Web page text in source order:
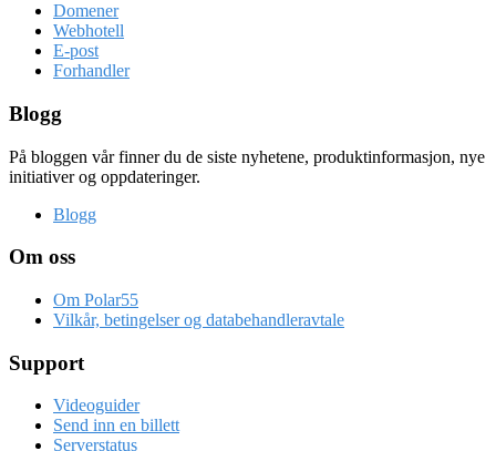
Domener
Webhotell
E-post
Forhandler
Blogg
På bloggen vår finner du de siste nyhetene, produktinformasjon, nye
initiativer og oppdateringer.
Blogg
Om oss
Om Polar55
Vilkår, betingelser og databehandleravtale
Support
Videoguider
Send inn en billett
Serverstatus